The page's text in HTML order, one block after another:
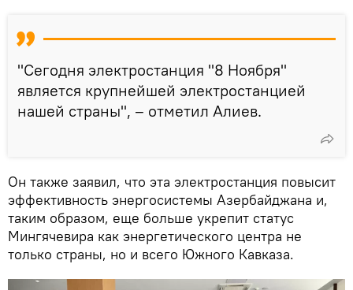
"Сегодня электростанция "8 Ноября"
является крупнейшей электростанцией
нашей страны", – отметил Алиев.
Он также заявил, что эта электростанция повысит
эффективность энергосистемы Азербайджана и,
таким образом, еще больше укрепит статус
Мингячевира как энергетического центра не
только страны, но и всего Южного Кавказа.